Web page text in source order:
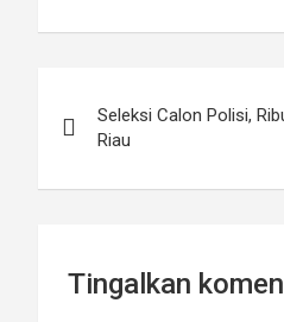
navigation
Seleksi Calon Polisi,
Riau
Tingalkan